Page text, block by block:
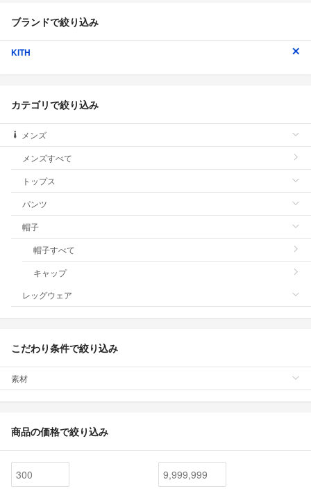
ブランドで絞り込み
KITH
カテゴリで絞り込み
メンズ
メンズすべて
トップス
パンツ
帽子
帽子すべて
キャップ
レッグウェア
こだわり条件で絞り込み
素材
商品の価格で絞り込み